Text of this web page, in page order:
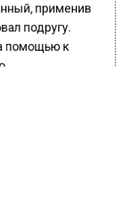
применив
подругу.
помощью к